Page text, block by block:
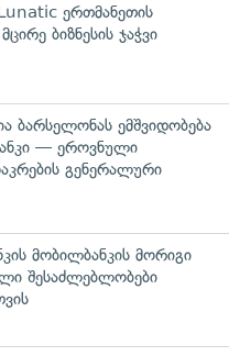
ერთმანეთის
ბიზნესის ჯაჭვი
ბარსელონას ემშვიდობება
— ეროვნული
გენერალური
მობილბანკის მორიგი
შესაძლებლობები